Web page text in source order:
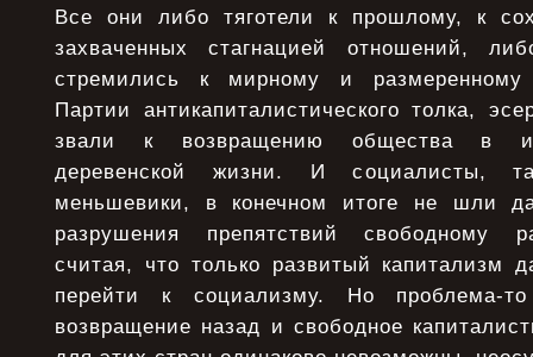
Все они либо тяготели к прошлому, к
захваченных стагнацией отношений,
стремились к мирному и размеренному
Партии антикапиталистического толка,
звали к возвращению общества в
деревенской жизни. И социалисты,
меньшевики, в конечном итоге не шли
разрушения препятствий свободному
считая, что только развитый капитализм
перейти к социализму. Но проблема-
возвращение назад и свободное